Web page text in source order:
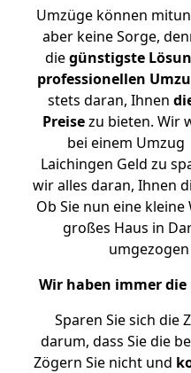
Umzüge können
aber keine Sorge,
diegünstigste
professionellen
stets daran, Ihnen
Preisezu bieten. Wir
bei einem
Laichingen Geld zu
wir alles daran, Ihnen
Ob Sie nun eine
großes Haus in
Wir haben immer
Sparen Sie sich die
darum, dass Sie die
Zögern Sie nicht und